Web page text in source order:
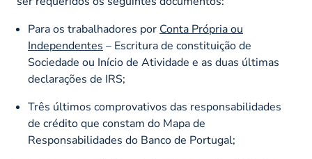
Para os trabalhadores por Conta Própria ou
Independentes – Escritura de constituição de
Sociedade ou Início de Atividade e as duas últimas
declarações de IRS;
Três últimos comprovativos das responsabilidades
de crédito que constam do Mapa de
Responsabilidades do Banco de Portugal;